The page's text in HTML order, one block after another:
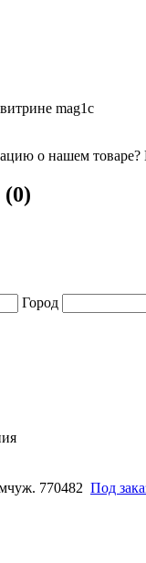
mag1c
о нашем товаре?
Город
770482 Под